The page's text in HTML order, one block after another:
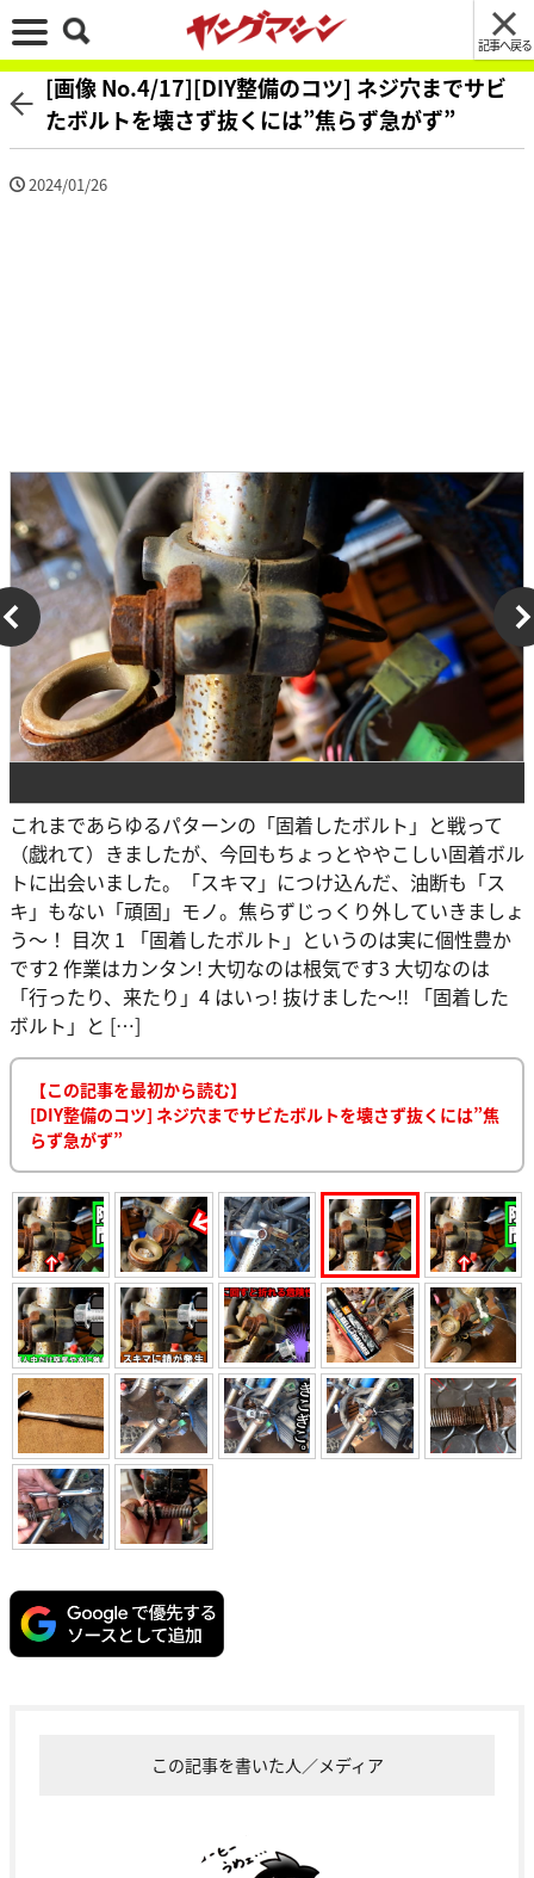
記事へ戻る
[画像 No.4/17][DIY整備のコツ] ネジ穴までサビ
たボルトを壊さず抜くには”焦らず急がず”
2024/01/26
これまであらゆるパターンの「固着したボルト」と戦って
（戯れて）きましたが、今回もちょっとややこしい固着ボル
トに出会いました。「スキマ」につけ込んだ、油断も「ス
キ」もない「頑固」モノ。焦らずじっくり外していきましょ
う～！ 目次 1 「固着したボルト」というのは実に個性豊か
です2 作業はカンタン! 大切なのは根気です3 大切なのは
「行ったり、来たり」4 はいっ! 抜けました～!! 「固着した
ボルト」と […]
【この記事を最初から読む】
[DIY整備のコツ] ネジ穴までサビたボルトを壊さず抜くには”焦
らず急がず”
この記事を書いた人／メディア